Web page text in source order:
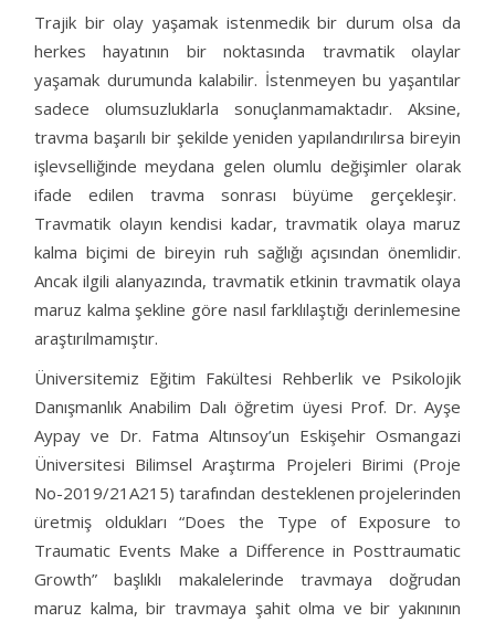
Trajik bir olay yaşamak istenmedik bir durum olsa da
herkes hayatının bir noktasında travmatik olaylar
yaşamak durumunda kalabilir. İstenmeyen bu yaşantılar
sadece olumsuzluklarla sonuçlanmamaktadır. Aksine,
travma başarılı bir şekilde yeniden yapılandırılırsa bireyin
işlevselliğinde meydana gelen olumlu değişimler olarak
ifade edilen travma sonrası büyüme gerçekleşir.
Travmatik olayın kendisi kadar, travmatik olaya maruz
kalma biçimi de bireyin ruh sağlığı açısından önemlidir.
Ancak ilgili alanyazında, travmatik etkinin travmatik olaya
maruz kalma şekline göre nasıl farklılaştığı derinlemesine
araştırılmamıştır.
Üniversitemiz Eğitim Fakültesi Rehberlik ve Psikolojik
Danışmanlık Anabilim Dalı öğretim üyesi Prof. Dr. Ayşe
Aypay ve Dr. Fatma Altınsoy’un Eskişehir Osmangazi
Üniversitesi Bilimsel Araştırma Projeleri Birimi (Proje
No-2019/21A215) tarafından desteklenen projelerinden
üretmiş oldukları “Does the Type of Exposure to
Traumatic Events Make a Difference in Posttraumatic
Growth” başlıklı makalelerinde travmaya doğrudan
maruz kalma, bir travmaya şahit olma ve bir yakınının